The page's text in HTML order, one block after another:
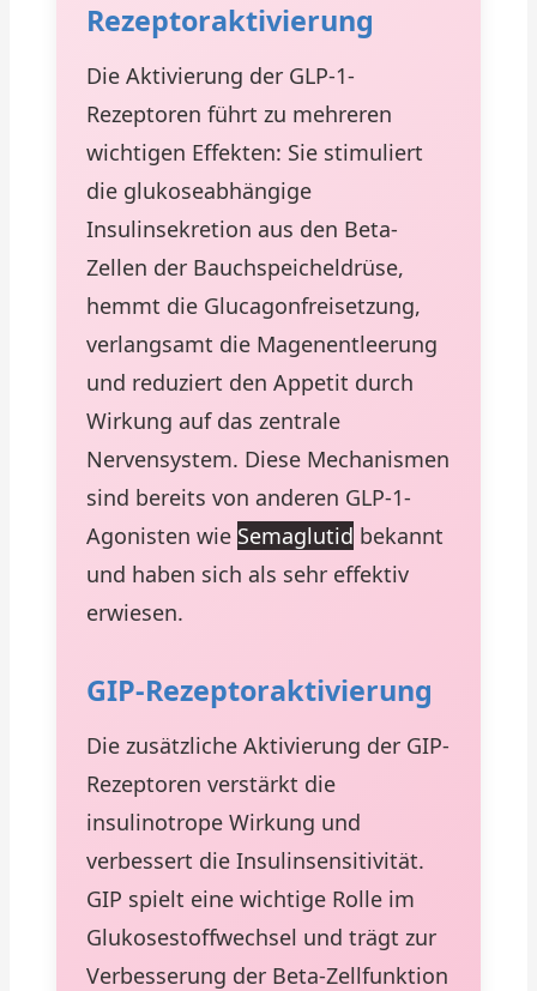
Rezeptoraktivierung
Die Aktivierung der GLP-1-
Rezeptoren führt zu mehreren
wichtigen Effekten: Sie stimuliert
die glukoseabhängige
Insulinsekretion aus den Beta-
Zellen der Bauchspeicheldrüse,
hemmt die Glucagonfreisetzung,
verlangsamt die Magenentleerung
und reduziert den Appetit durch
Wirkung auf das zentrale
Nervensystem. Diese Mechanismen
sind bereits von anderen GLP-1-
Agonisten wie Semaglutid bekannt
und haben sich als sehr effektiv
erwiesen.
GIP-Rezeptoraktivierung
Die zusätzliche Aktivierung der GIP-
Rezeptoren verstärkt die
insulinotrope Wirkung und
verbessert die Insulinsensitivität.
GIP spielt eine wichtige Rolle im
Glukosestoffwechsel und trägt zur
Verbesserung der Beta-Zellfunktion